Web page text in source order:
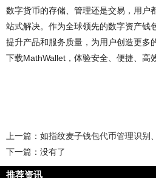
数字货币的存储、管理还是交易，用户
站式解决。作为全球领先的数字资产钱
提升产品和服务质量，为用户创造更多
下载MathWallet，体验安全、便捷、高
上一篇： 如指纹麦子钱包代币管理识别
下一篇：没有了
推荐资讯